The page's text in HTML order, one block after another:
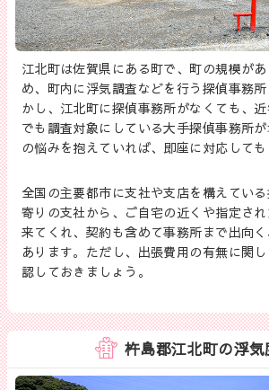
江北町は佐賀県にある町で、町の規模が
め、町内に浮気調査などを行う探偵事務
かし、江北町に探偵事務所がなくても、
でも調査対象にしている大手探偵事務所
の悩みを抱えていれば、即座に対応しても
全国の主要都市に支社や支店を構えてい
寄りの支社から、ご自宅の近くや指定さ
来てくれ、契約も含めて事務所まで出向
あります。ただし、出張費用の有無に関
認しておきましょう。
杵島郡江北町の浮気